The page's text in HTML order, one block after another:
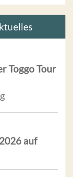
Toggo Tour
auf